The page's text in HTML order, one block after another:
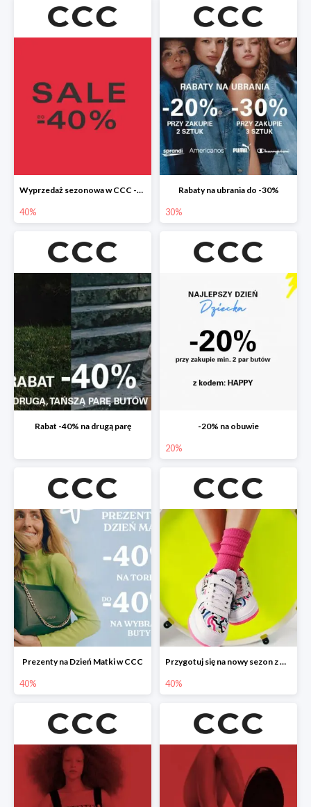
Wyprzedaż sezonowa w CCC -40%
40%
Rabaty na ubrania do -30%
30%
Rabat -40% na drugą parę -20% na obuwie
20%
Prezenty na Dzień Matki w CCC
40%
Przygotuj się na nowy sezon z CCC - druga para -40%
40%